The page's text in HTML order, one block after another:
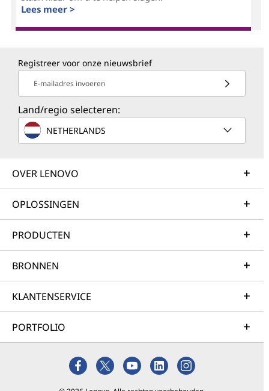
Lees meer >
Registreer voor onze nieuwsbrief
E-mailadres invoeren
Land/regio selecteren:
NETHERLANDS
OVER LENOVO
OPLOSSINGEN
PRODUCTEN
BRONNEN
KLANTENSERVICE
PORTFOLIO